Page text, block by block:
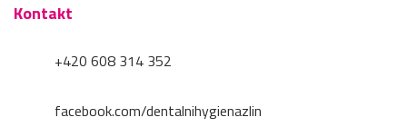
Kontakt
+420 608 314 352
facebook.com/dentalnihygienazlin